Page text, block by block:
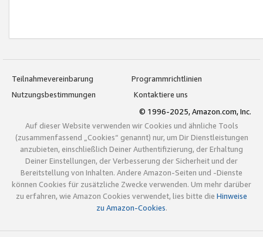
Teilnahmevereinbarung
Programmrichtlinien
Nutzungsbestimmungen
Kontaktiere uns
© 1996-2025, Amazon.com, Inc.
Auf dieser Website verwenden wir Cookies und ähnliche Tools
(zusammenfassend „Cookies“ genannt) nur, um Dir Dienstleistungen
anzubieten, einschließlich Deiner Authentifizierung, der Erhaltung
Deiner Einstellungen, der Verbesserung der Sicherheit und der
Bereitstellung von Inhalten. Andere Amazon-Seiten und -Dienste
können Cookies für zusätzliche Zwecke verwenden. Um mehr darüber
zu erfahren, wie Amazon Cookies verwendet, lies bitte die Hinweise
zu Amazon-Cookies.